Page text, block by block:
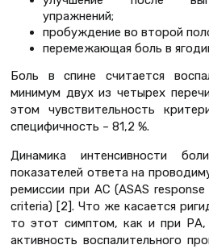
упражнений;
пробуждение во второй
перемежающая боль в
Боль в спине считается
минимум двух из четырех
этом чувствительность
специфичность – 81,2 %.
Динамика интенсивности
показателей ответа на
ремиссии при АС (ASAS
criteria) [2]. Что же касается
то этот симптом, как и при РА,
активность воспалительного